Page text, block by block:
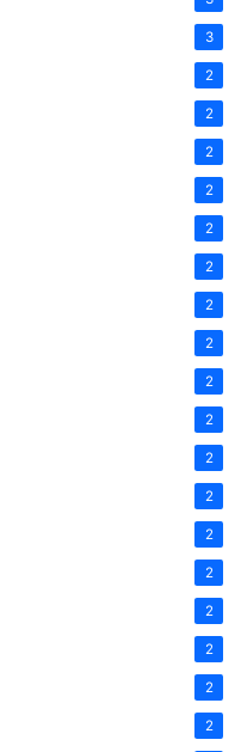
3
2
2
2
2
2
2
2
2
2
2
2
2
2
2
2
2
2
2